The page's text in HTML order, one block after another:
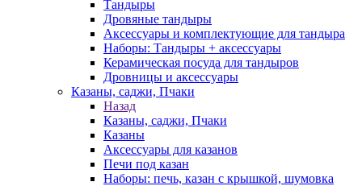
Тандыры
Дровяные тандыры
Аксессуары и комплектующие для тандыра
Наборы: Тандыры + аксессуары
Керамическая посуда для тандыров
Дровницы и аксессуары
Казаны, саджи, Пчаки
Назад
Казаны, саджи, Пчаки
Казаны
Аксессуары для казанов
Печи под казан
Наборы: печь, казан с крышкой, шумовка